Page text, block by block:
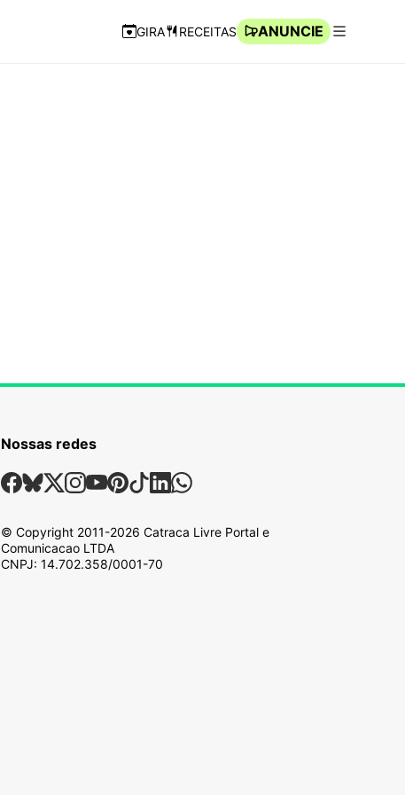
Navegação Rápida
GIRA RECEITAS
ANUNCIE
Nossas redes
Nossas Redes Sociais
Facebook
Bsky
X Instagram
Youtube
Pinterest
TiktokLinkedin
Whatsapp
© Copyright 2011-2026 Catraca Livre Portal e
Comunicacao LTDA
CNPJ: 14.702.358/0001-70